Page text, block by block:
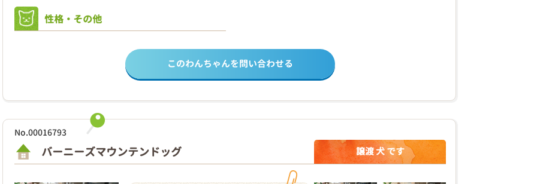
性格・その他
このわんちゃんを問い合わせる
No.00016793
バーニーズマウンテンドッグ 譲渡 犬 です